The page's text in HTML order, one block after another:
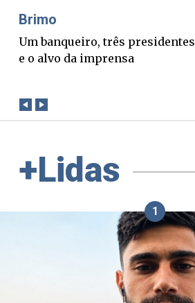
Misael Elias
O Boato corre mais rápido que a
verdade. Mas quem paga a
+Lidas
1